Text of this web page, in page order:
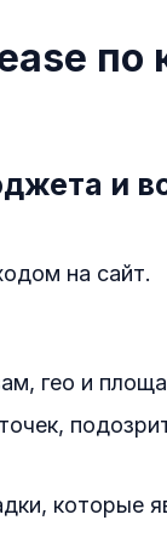
по
и
на сайт.
гео и
которые